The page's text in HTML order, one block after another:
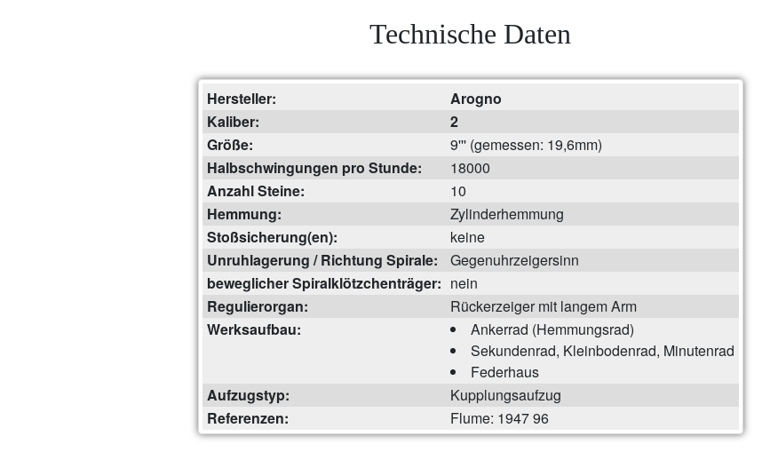
Technische Daten
Hersteller:
Arogno
Kaliber:
2
Größe:
9''' (gemessen: 19,6mm)
Halbschwingungen pro Stunde:
18000
Anzahl Steine:
10
Hemmung:
Zylinderhemmung
Stoßsicherung(en):
keine
Unruhlagerung / Richtung Spirale:
Gegenuhrzeigersinn
beweglicher Spiralklötzchenträger: nein
Regulierorgan:
Rückerzeiger mit langem Arm
Werksaufbau:
Ankerrad (Hemmungsrad)
Sekundenrad, Kleinbodenrad, Minutenrad
Federhaus
Aufzugstyp:
Kupplungsaufzug
Referenzen:
Flume: 1947 96